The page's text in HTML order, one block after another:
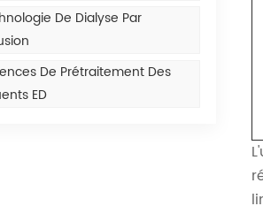
De Dialyse Par
De Prétraitement Des
ED